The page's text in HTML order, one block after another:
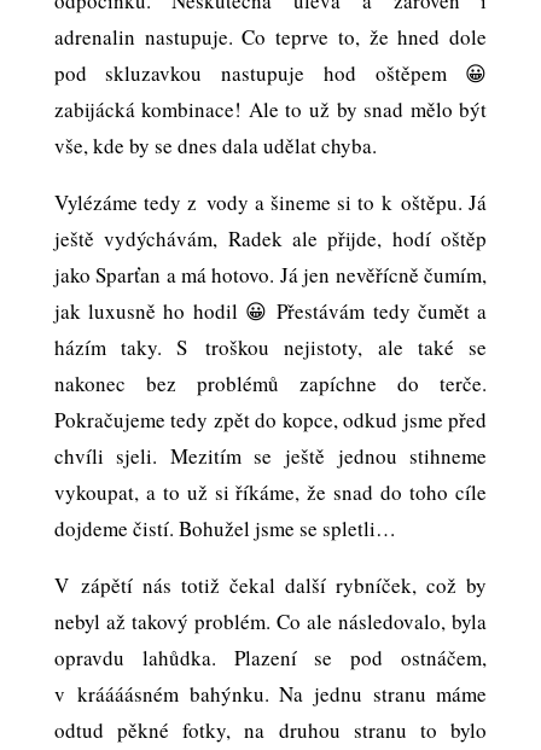
adrenalin nastupuje. Co teprve to, že hned dole
pod skluzavkou nastupuje hod oštěpem 😀
zabijácká kombinace! Ale to už by snad mělo být
vše, kde by se dnes dala udělat chyba.
Vylézáme tedy z vody a šineme si to k oštěpu. Já
ještě vydýchávám, Radek ale přijde, hodí oštěp
jako Sparťan a má hotovo. Já jen nevěřícně čumím,
jak luxusně ho hodil 😀 Přestávám tedy čumět a
házím taky. S troškou nejistoty, ale také se
nakonec bez problémů zapíchne do terče.
Pokračujeme tedy zpět do kopce, odkud jsme před
chvíli sjeli. Mezitím se ještě jednou stihneme
vykoupat, a to už si říkáme, že snad do toho cíle
dojdeme čistí. Bohužel jsme se spletli…
V zápětí nás totiž čekal další rybníček, což by
nebyl až takový problém. Co ale následovalo, byla
opravdu lahůdka. Plazení se pod ostnáčem,
v kráááásném bahýnku. Na jednu stranu máme
odtud pěkné fotky, na druhou stranu to bylo